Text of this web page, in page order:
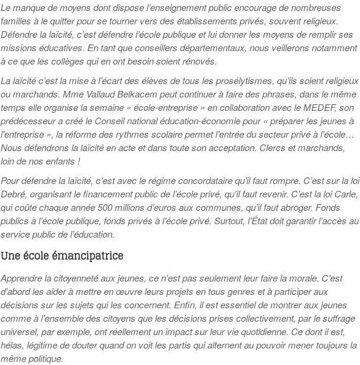
Le manque de moyens dont dispose l’enseignement public encourage de nombreuses
familles à le quitter pour se tourner vers des établissements privés, souvent religieux.
Défendre la laïcité, c’est défendre l’école publique et lui donner les moyens de remplir ses
missions éducatives. En tant que conseillers départementaux, nous veillerons notamment
à ce que les collèges qui en ont besoin soient rénovés.
La laïcité c’est la mise à l’écart des élèves de tous les prosélytismes, qu’ils soient religieux
ou marchands. Mme Vallaud Belkacem peut continuer à faire des phrases, dans le même
temps elle organise la semaine « école-entreprise » en collaboration avec le MEDEF, son
prédécesseur a créé le Conseil national éducation-économie pour « préparer les jeunes à
l’entreprise », la réforme des rythmes scolaire permet l’entrée du secteur privé à l’école…
Nous défendrons la laïcité en acte et dans toute son acceptation. Clercs et marchands,
loin de nos enfants !
Pour défendre la laïcité, c’est avec le régime concordataire qu’il faut rompre. C’est sur la loi
Debré, organisant le financement public de l’école privé, qu’il faut revenir. C’est la loi Carle,
qui coûte chaque année 500 millions d’euros aux communes, qu’il faut abroger. Fonds
publics à l’école publique, fonds privés à l’école privé. Surtout, l’État doit garantir l’accès au
service public de l’éducation.
Une école émancipatrice
Apprendre la citoyenneté aux jeunes, ce n’est pas seulement leur faire la morale. C’est
d’abord les aider à mettre en œuvre leurs projets en tous genres et à participer aux
décisions sur les sujets qui les concernent. Enfin, il est essentiel de montrer aux jeunes
comme à l’ensemble des citoyens que les décisions prises collectivement, par le suffrage
universel, par exemple, ont réellement un impact sur leur vie quotidienne. Ce dont il est,
hélas, légitime de douter quand on voit les partis qui alternent au pouvoir mener toujours la
même politique.